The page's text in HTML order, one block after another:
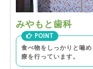
みやもと歯科
POINT
食べ物をしっかりと噛
療を行っています。